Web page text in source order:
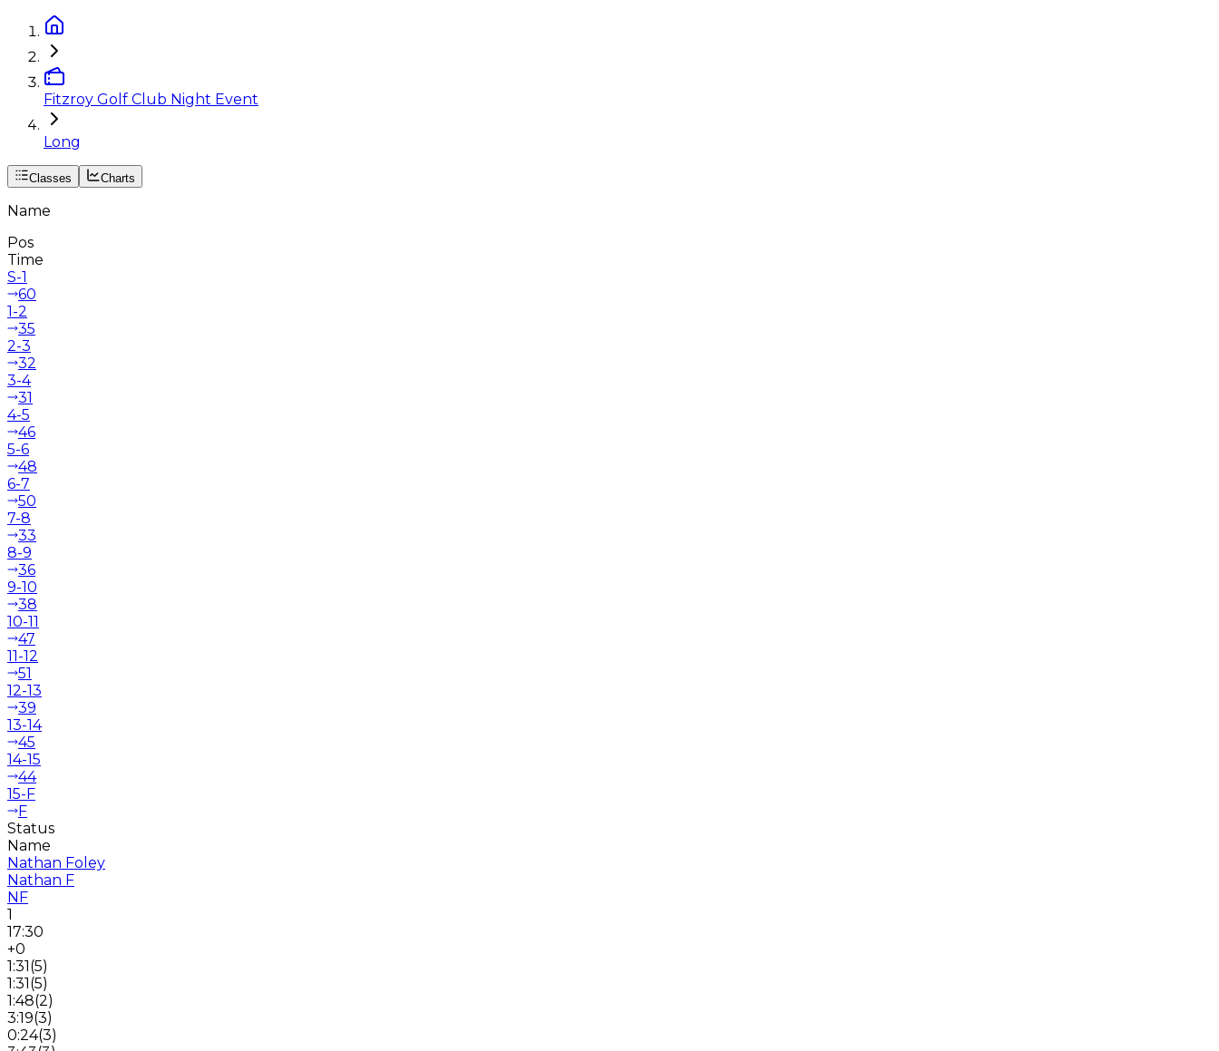
Fitzroy Golf Club Night Event
Long
Classes Charts
Name
Pos
Time
S-1
60
1-2
35
2-3
32
3-4
31
4-5
46
5-6
48
6-7
50
7-8
33
8-9
36
9-10
38
10-11
47
11-12
51
12-13
39
13-14
45
14-15
44
15-F
F
Status
Name
Nathan Foley
Nathan F
NF
1
17:30
+0
1:31(5)
1:31(5)
1:48(2)
3:19(3)
0:24(3)